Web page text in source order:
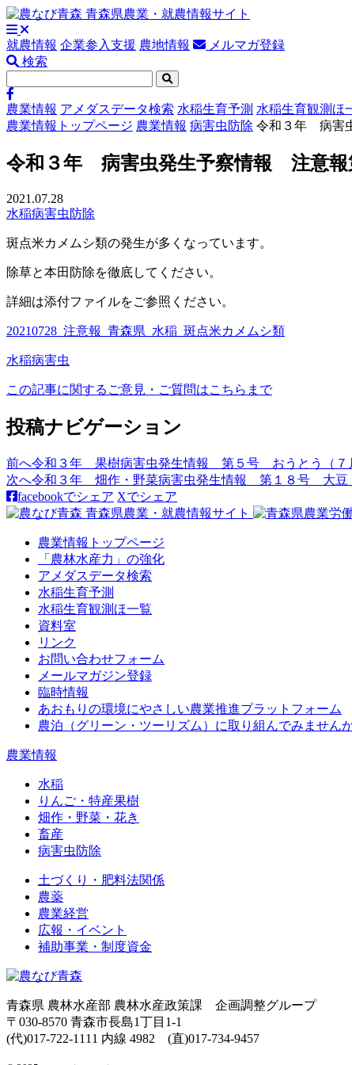
就農情報 企業参入支援 農地情報
メルマガ登録
検索
農業情報 アメダスデータ検索 水稲生育予測 水稲生育観測ほ
農業情報トップページ 農業情報 病害虫防除 令和３年 病害
令和３年 病害虫発生予察情報 注意
2021.07.28
水稲病害虫防除
斑点米カメムシ類の発生が多くなっています。
除草と本田防除を徹底してください。
詳細は添付ファイルをご参照ください。
20210728_注意報_青森県_水稲_斑点米カメムシ類
水稲病害虫
この記事に関するご意見・ご質問はこちらまで
投稿ナビゲーション
前へ令和３年 果樹病害虫発生情報 第５号 おうとう（７
次へ令和３年 畑作・野菜病害虫発生情報 第１８号 大豆
facebookでシェア Xでシェア
農業情報トップページ
「農林水産力」の強化
アメダスデータ検索
水稲生育予測
水稲生育観測ほ一覧
資料室
リンク
お問い合わせフォーム
メールマガジン登録
臨時情報
あおもりの環境にやさしい農業推進プラットフォーム
農泊（グリーン・ツーリズム）に取り組んでみません
農業情報
水稲
りんご・特産果樹
畑作・野菜・花き
畜産
病害虫防除
土づくり・肥料法関係
農薬
農業経営
広報・イベント
補助事業・制度資金
青森県 農林水産部 農林水産政策課 企画調整グループ
〒030-8570 青森市長島1丁目1-1
(代)017-722-1111 内線 4982 (直)017-734-9457